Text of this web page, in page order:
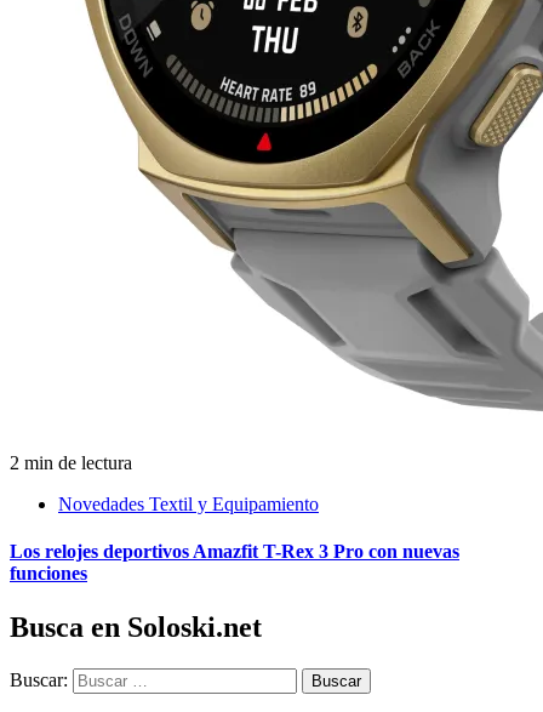
2 min de lectura
Novedades Textil y Equipamiento
Los relojes deportivos Amazfit T-Rex 3 Pro con nuevas
funciones
Busca en Soloski.net
Buscar: